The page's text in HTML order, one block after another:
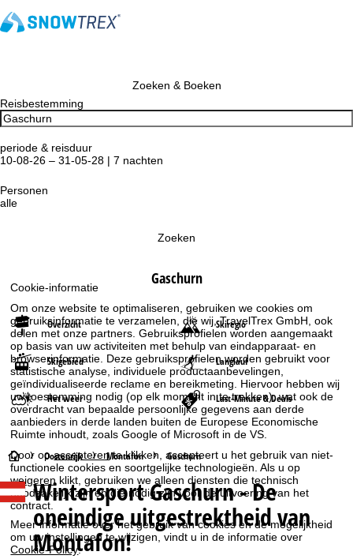
Cookie-informatie
Om onze website te optimaliseren, gebruiken we cookies om
gebruiksinformatie te verzamelen, die wij, TravelTrex GmbH, ook
delen met onze partners. Gebruiksprofielen worden aangemaakt
op basis van uw activiteiten met behulp van eindapparaat- en
browserinformatie. Deze gebruiksprofielen worden gebruikt voor
statistische analyse, individuele productaanbevelingen,
geïndividualiseerde reclame en bereikmeting. Hiervoor hebben wij
uw toestemming nodig (op elk moment in te trekken), wat ook de
overdracht van bepaalde persoonlijke gegevens aan derde
aanbieders in derde landen buiten de Europese Economische
Ruimte inhoudt, zoals Google of Microsoft in de VS.
Door opaccepterente klikken, accepteert u het gebruik van niet-
functionele cookies en soortgelijke technologieën. Als u op
weigerenklikt, gebruiken we alleen diensten die technisch
noodzakelijk zijn en die nodig zijn voor de uitvoering van het
contract.
Meer informatie over het gebruik van cookies en de mogelijkheid
om uw instellingen te wijzigen, vindt u in de informatie over
Cookie-Policy.
Zoeken & Boeken
Reisbestemming
periode & reisduur
10-08-26 – 31-05-28 | 7 nachten
Personen
alle
Zoeken
Gaschurn
Overzicht Skiregio
Skigebied Langlauf
Het weer Last-Minute & Deals
S
t
r
Oostenrijk Montafon Gaschurn
WintersportGaschurn - De
oneindige uitgestrektheid van
Montafon!